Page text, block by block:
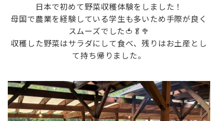
日本で初めて野菜収穫体験をしました！
母国で農業を経験している学生も多いため手際が良く
スムーズでした🍅🥬🥦
収穫した野菜はサラダにして食べ、残りはお土産とし
て持ち帰りました。